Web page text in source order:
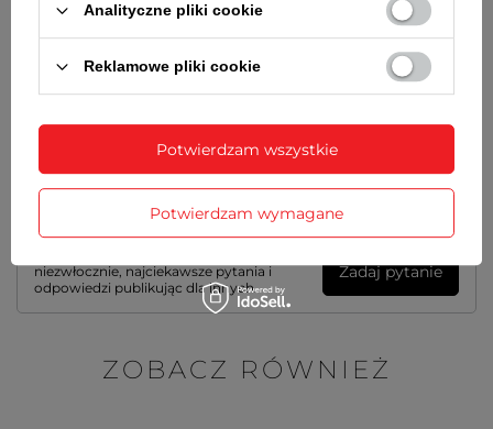
SZCZEGÓŁOWE DANE
Potrzebujesz pomocy? Masz pytania?
niezwłocznie, najciekawsze pytania i
odpowiedzi publikując dla innych.
Zadaj pytanie
ZOBACZ RÓWNIEŻ
Analityczne pliki cookie
Reklamowe pliki cookie
Potwierdzam wymagane
Potwierdzam wszystkie